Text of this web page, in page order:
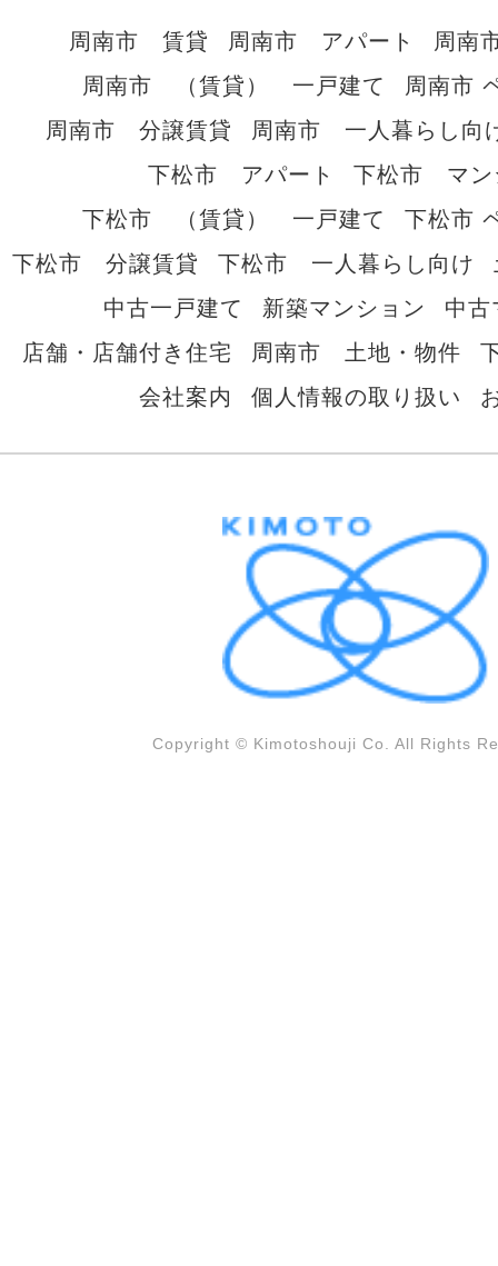
周南市 賃貸 周南市 アパート
周南
周南市 （賃貸） 一戸建て
周南市
周南市 分譲賃貸
周南市 一人暮らし向
下松市 アパート
下松市 マン
下松市 （賃貸） 一戸建て
下松市
下松市 分譲賃貸
下松市 一人暮らし向け
中古一戸建て
新築マンション
中古
店舗・店舗付き住宅
周南市 土地・物件
会社案内
個人情報の取り扱い
Copyright © Kimotoshouji Co. All Rights